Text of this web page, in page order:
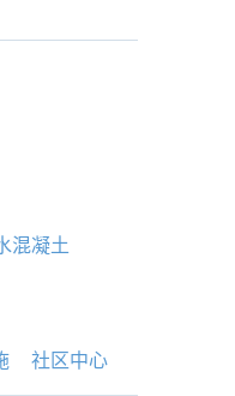
混凝土
社区中心